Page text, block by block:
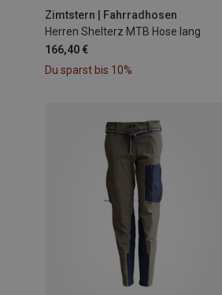
Zimtstern | Fahrradhosen
Herren Shelterz MTB Hose lang
166,40 €
Du sparst bis 10%